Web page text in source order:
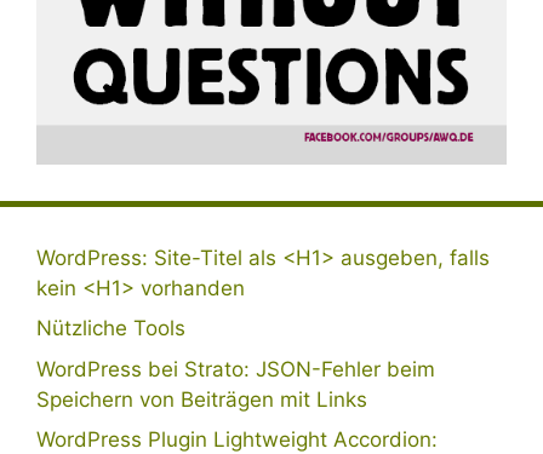
WordPress: Site-Titel als <H1> ausgeben, falls
kein <H1> vorhanden
Nützliche Tools
WordPress bei Strato: JSON-Fehler beim
Speichern von Beiträgen mit Links
WordPress Plugin Lightweight Accordion: